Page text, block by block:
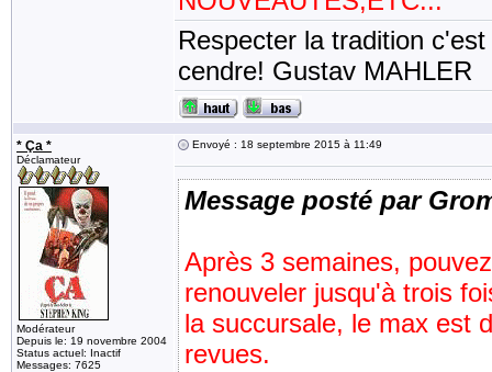
Respecter la tradition
cendre! Gustav MAHLER
* Ça *
Déclamateur
Modérateur
Depuis le: 19 novembre 2004
Status actuel: Inactif
Messages: 7625
Envoyé : 18 septembre 2015 à 11:49
Message posté par
Après 3 semaines,
renouveler jusqu'à trois
la succursale, le max est
revues.